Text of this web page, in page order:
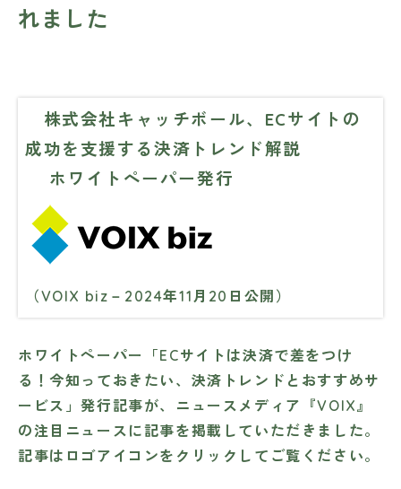
れました
株式会社キャッチボール、ECサイトの
成功を支援する決済トレンド解説
ホワイトペーパー発行
（VOIX biz－2024年11月20日公開）
ホワイトペーパー「ECサイトは決済で差をつけ
る！今知っておきたい、決済トレンドとおすすめサ
ービス」発行記事が、ニュースメディア『VOIX』
の注目ニュースに記事を掲載していただきました。
記事はロゴアイコンをクリックしてご覧ください。